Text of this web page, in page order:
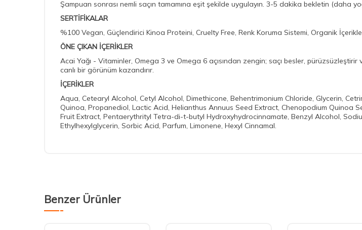
Şampuan sonrası nemli saçın tamamına eşit şekilde uygulayın. 3-5 dakika bekletin (daha
SERTİFİKALAR
%100 Vegan, Güçlendirici Kinoa Proteini, Cruelty Free, Renk Koruma Sistemi, Organik
ÖNE ÇIKAN İÇERİKLER
Acai Yağı - Vitaminler, Omega 3 ve Omega 6 açısından zengin; saçı besler, pürüzsüzleştirir
canlı bir görünüm kazandırır.
İÇERİKLER
Aqua, Cetearyl Alcohol, Cetyl Alcohol, Dimethicone, Behentrimonium Chloride, Glycerin,
Quinoa, Propanediol, Lactic Acid, Helianthus Annuus Seed Extract, Chenopodium Quinoa
Fruit Extract, Pentaerythrityl Tetra-di-t-butyl Hydroxyhydrocinnamate, Benzyl Alcohol,
Ethylhexylglycerin, Sorbic Acid, Parfum, Limonene, Hexyl Cinnamal.
Benzer Ürünler